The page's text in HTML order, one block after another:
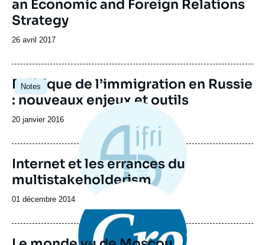
an Economic and Foreign Relations
Strategy
Date
publication
26 avril 2017
Notes
Image
principale
Politique de l’immigration en Russie
: nouveaux enjeux et outils
Date
publication
20 janvier 2016
Internet et les errances du
multistakeholderism
Date
publication
01 décembre 2014
Image
principale